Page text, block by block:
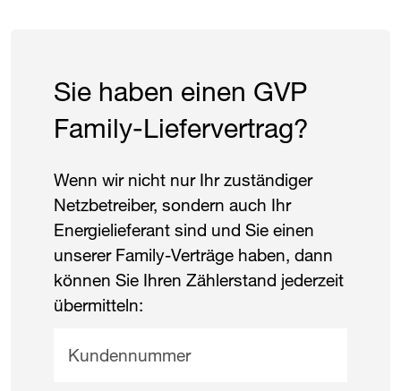
Sie haben einen ​ GVP
Family-Liefervertrag?
Wenn wir nicht nur Ihr zuständiger
Netz­betreiber, sondern auch Ihr
Energie­lieferant sind und Sie einen
unserer Family-Verträge haben, dann
können Sie Ihren Zähler­stand jederzeit
übermitteln:
Kundennummer